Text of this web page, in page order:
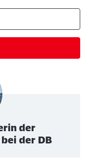
der
der DB